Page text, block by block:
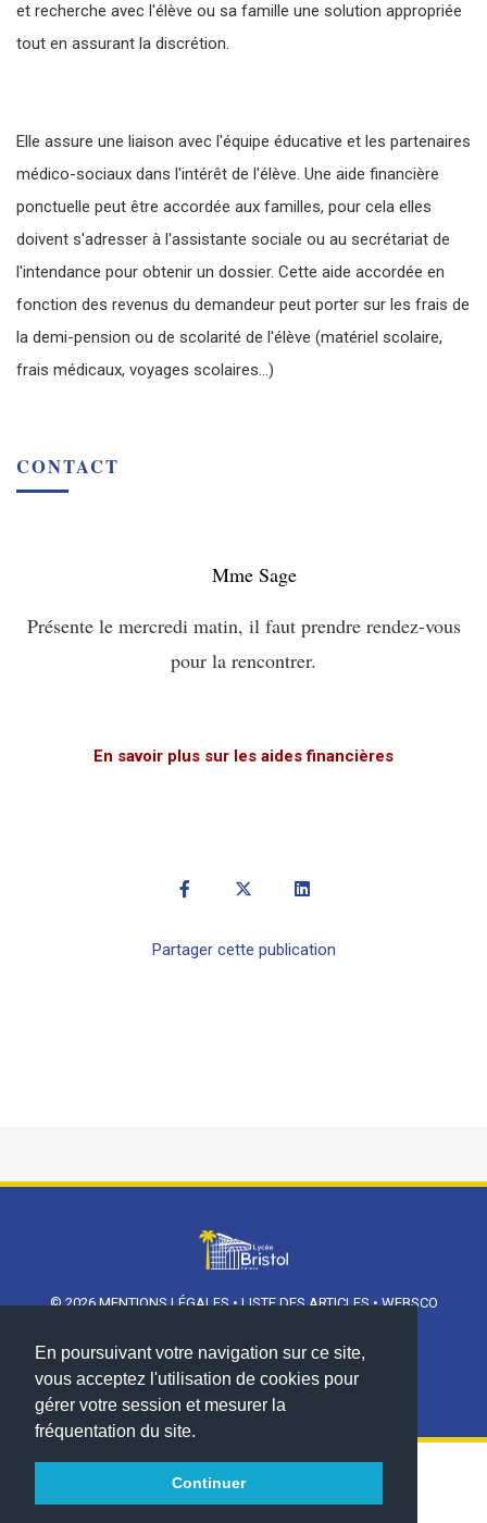
En poursuivant votre navigation sur ce site,
vous acceptez l'utilisation de cookies pour
gérer votre session et mesurer la
fréquentation du site.
Continuer
et recherche avec l'élève ou sa famille une solution appropriée
tout en assurant la discrétion.
Elle assure une liaison avec l'équipe éducative et les partenaires
médico-sociaux dans l'intérêt de l'élève. Une aide financière
ponctuelle peut être accordée aux familles, pour cela elles
doivent s'adresser à l'assistante sociale ou au secrétariat de
l'intendance pour obtenir un dossier. Cette aide accordée en
fonction des revenus du demandeur peut porter sur les frais de
la demi-pension ou de scolarité de l'élève (matériel scolaire,
frais médicaux, voyages scolaires...)
CONTACT
Mme Sage
Présente le mercredi matin, il faut prendre rendez-vous
pour la rencontrer.
En savoir plus sur les aides financières
Partager cette publication
© 2026MENTIONS LÉGALES•LISTE DES ARTICLES•WEBSCO